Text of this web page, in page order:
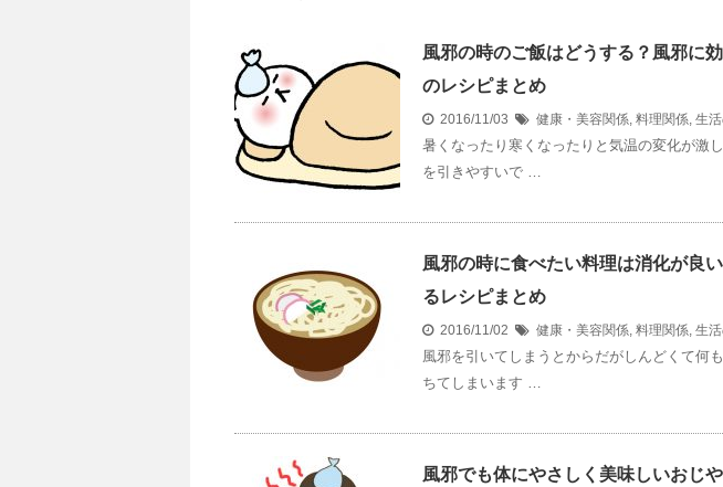
風邪の時のご飯はどうする？風邪に
のレシピまとめ
2016/11/03 健康・美容関係, 料理関係, 生
暑くなったり寒くなったりと気温の変化が激
を引きやすいで …
風邪の時に食べたい料理は消化が良
るレシピまとめ
2016/11/02 健康・美容関係, 料理関係, 生
風邪を引いてしまうとからだがしんどくて何
ちてしまいます …
風邪でも体にやさしく美味しいおじ